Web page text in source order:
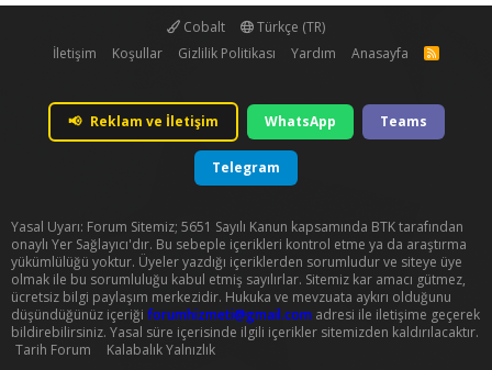
Cobalt
Türkçe (TR)
İletişim
Koşullar Gizlilik Politikası Yardım Anasayfa
R
📢 Reklam ve İletişim WhatsApp Teams
Telegram
Yasal Uyarı: Forum Sitemiz; 5651 Sayılı Kanun kapsamında BTK tarafından
onaylı Yer Sağlayıcı'dır. Bu sebeple içerikleri kontrol etme ya da araştırma
yükümlülüğü yoktur. Üyeler yazdığı içeriklerden sorumludur ve siteye üye
olmak ile bu sorumluluğu kabul etmiş sayılırlar. Sitemiz kar amacı gütmez,
ücretsiz bilgi paylaşım merkezidir. Hukuka ve mevzuata aykırı olduğunu
düşündüğünüz içeriği forumhizmeti@gmail.com adresi ile iletişime geçerek
bildirebilirsiniz. Yasal süre içerisinde ilgili içerikler sitemizden kaldırılacaktır.
Tarih Forum
Kalabalık Yalnızlık